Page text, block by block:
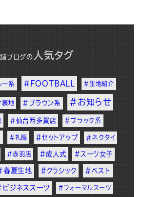
ブログの 人気タグ
ー系 #FOOTBALL #生地紹介
地 #ブラウン系 #お知らせ
#仙台西多賀店 #ブラック系
#礼服 #セットアップ #ネクタイ
#赤羽店 #成人式 #スーツ女子
春夏生地 #クラシック #ベスト
ジネススーツ #フォーマルスーツ